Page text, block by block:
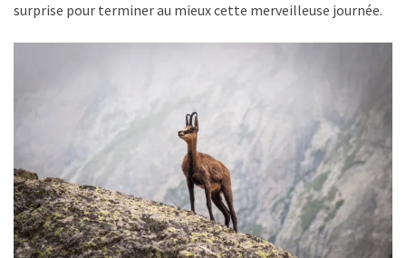
surprise pour terminer au mieux cette merveilleuse journée.